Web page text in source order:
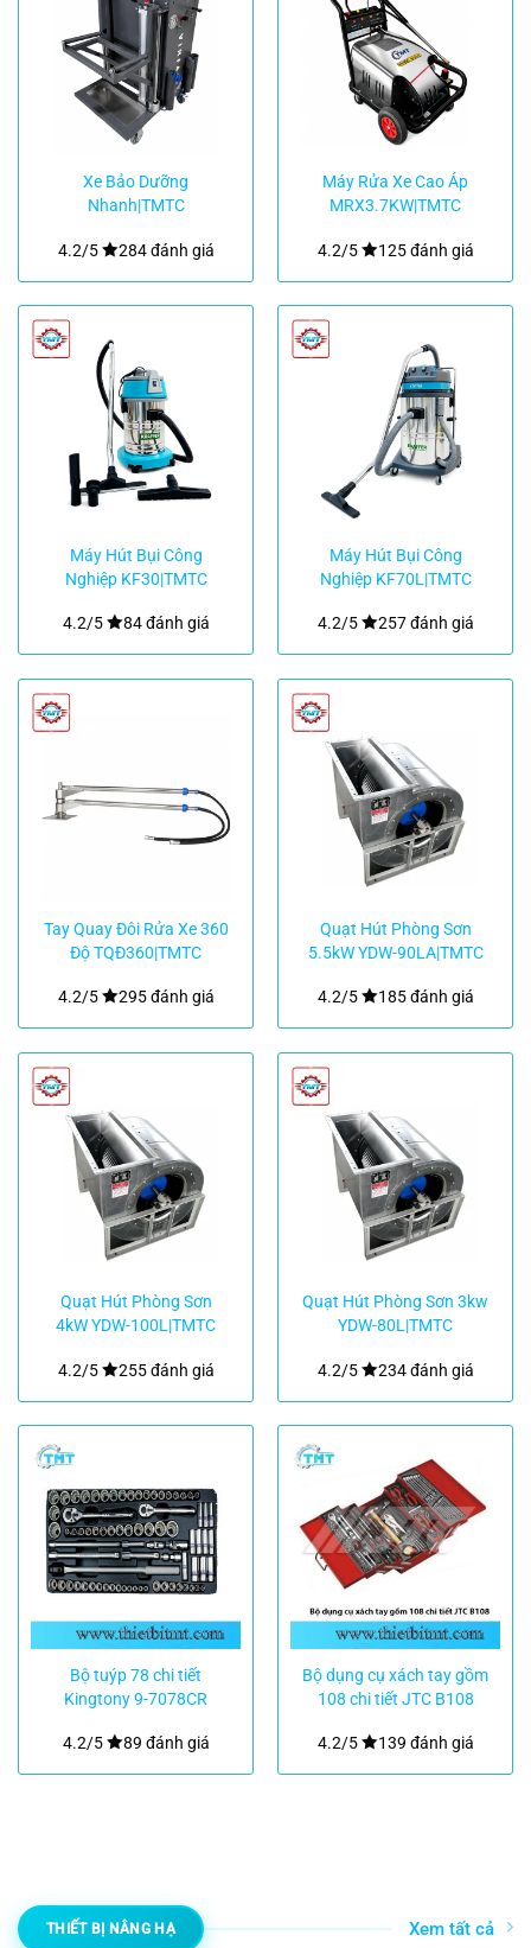
Xe Bảo Dưỡng
Nhanh|TMTC
4.2/5 284 đánh giá
Máy Rửa Xe Cao Áp
MRX3.7KW|TMTC
4.2/5 125 đánh giá
Máy Hút Bụi Công
Nghiệp KF30|TMTC
4.2/5 84 đánh giá
Máy Hút Bụi Công
Nghiệp KF70L|TMTC
4.2/5 257 đánh giá
Tay Quay Đôi Rửa Xe 360
Độ TQĐ360|TMTC
4.2/5 295 đánh giá
Quạt Hút Phòng Sơn
5.5kW YDW-90LA|TMTC
4.2/5 185 đánh giá
Quạt Hút Phòng Sơn
4kW YDW-100L|TMTC
4.2/5 255 đánh giá
Quạt Hút Phòng Sơn 3kw
YDW-80L|TMTC
4.2/5 234 đánh giá
Bộ tuýp 78 chi tiết
Kingtony 9-7078CR
4.2/5 89 đánh giá
Bộ dụng cụ xách tay gồm
108 chi tiết JTC B108
4.2/5 139 đánh giá
THIẾT BỊ NÂNG HẠ Xem tất cả